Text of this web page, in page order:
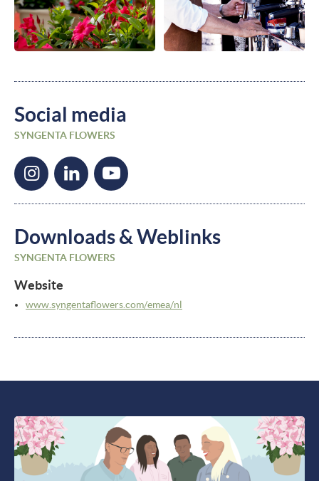
Social media
SYNGENTA FLOWERS
Downloads & Weblinks
SYNGENTA FLOWERS
Website
www.syngentaflowers.com/emea/nl